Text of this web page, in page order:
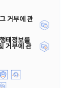
거부에 관
태정보를
거부에 관